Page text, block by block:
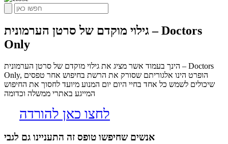
גילוי מוקדם של סרטן הערמונית – Doctors
Only
הינך בעמוד אשר מציג את גילוי מוקדם של סרטן הערמונית – Doctors
Only, הופרט הינו אלגוריתם שסורק את הרשת בחיפוש אחר טפסים
שיכולים לשמש כל אחד בחיי היום יום המנוע מיועד לחסוך את החיפוש
המייגע באתרי ממשלה וכדומה
לחצו כאן להורדה
אנשים שחיפשו טופס זה התעניינו גם לגבי